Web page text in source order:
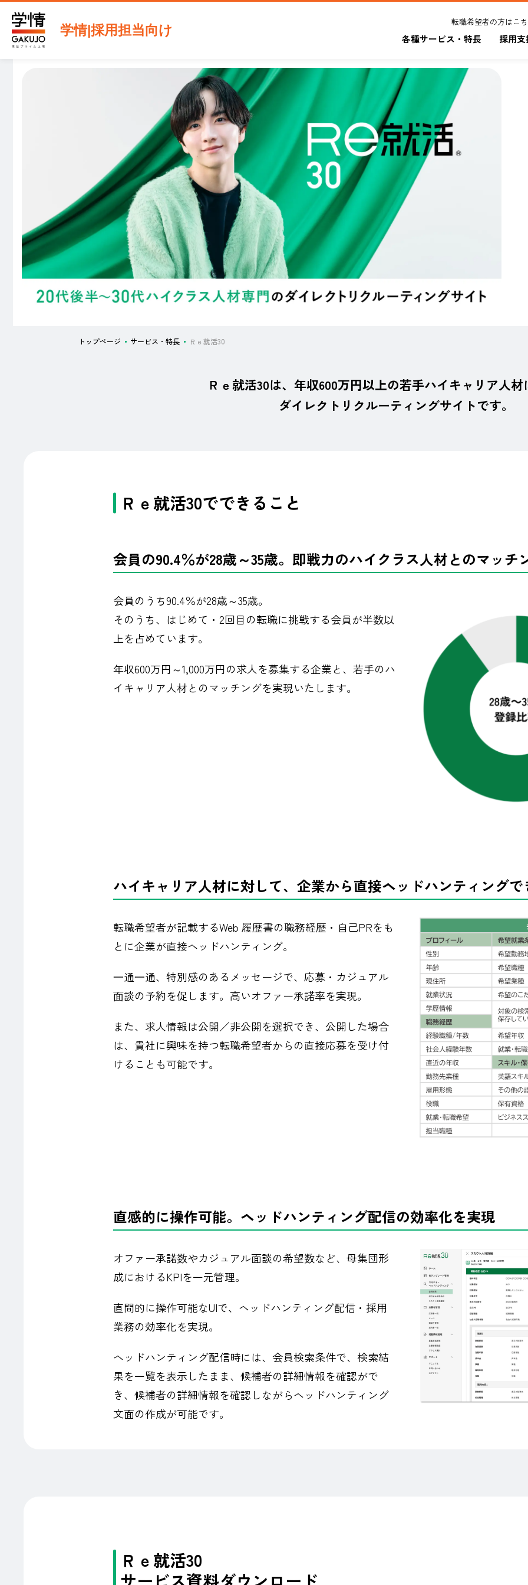
学情|採用担当向け
転職希望者の方はこ
各種サービス・特長 採用
トップページ サービス・特長 Ｒｅ就活30
Ｒｅ就活30は、年収600万円以上の若手ハイキャリア人
ダイレクトリクルーティングサイトです。​
Ｒｅ就活30でできること
会員の90.4％が28歳～35歳。即戦力のハイクラス人材とのマッチ
会員のうち90.4％が28歳～35歳。
そのうち、はじめて・2回目の転職に挑戦する会員が半数以
上を占めています。
年収600万円～1,000万円の求人を募集する企業と、若手のハ
イキャリア人材とのマッチングを実現いたします。
ハイキャリア人材に対して、企業から直接ヘッドハンティングで
転職希望者が記載するWeb 履歴書の職務経歴・自己PRをも
とに企業が直接ヘッドハンティング。
⼀通⼀通、特別感のあるメッセージで、応募・カジュアル
⾯談の予約を促します。高いオファー承諾率を実現。
また、求人情報は公開／非公開を選択でき、公開した場合
は、貴社に興味を持つ転職希望者からの直接応募を受け付
けることも可能です。
直感的に操作可能。ヘッドハンティング配信の効率化を実現
オファー承諾数やカジュアル面談の希望数など、母集団形
成におけるKPIを一元管理。
直間的に操作可能なUIで、ヘッドハンティング配信・採用
業務の効率化を実現。
ヘッドハンティング配信時には、会員検索条件で、検索結
果を一覧を表示したまま、候補者の詳細情報を確認がで
き、候補者の詳細情報を確認しながらヘッドハンティング
文面の作成が可能です。
Ｒｅ就活30
サービス資料ダウンロード